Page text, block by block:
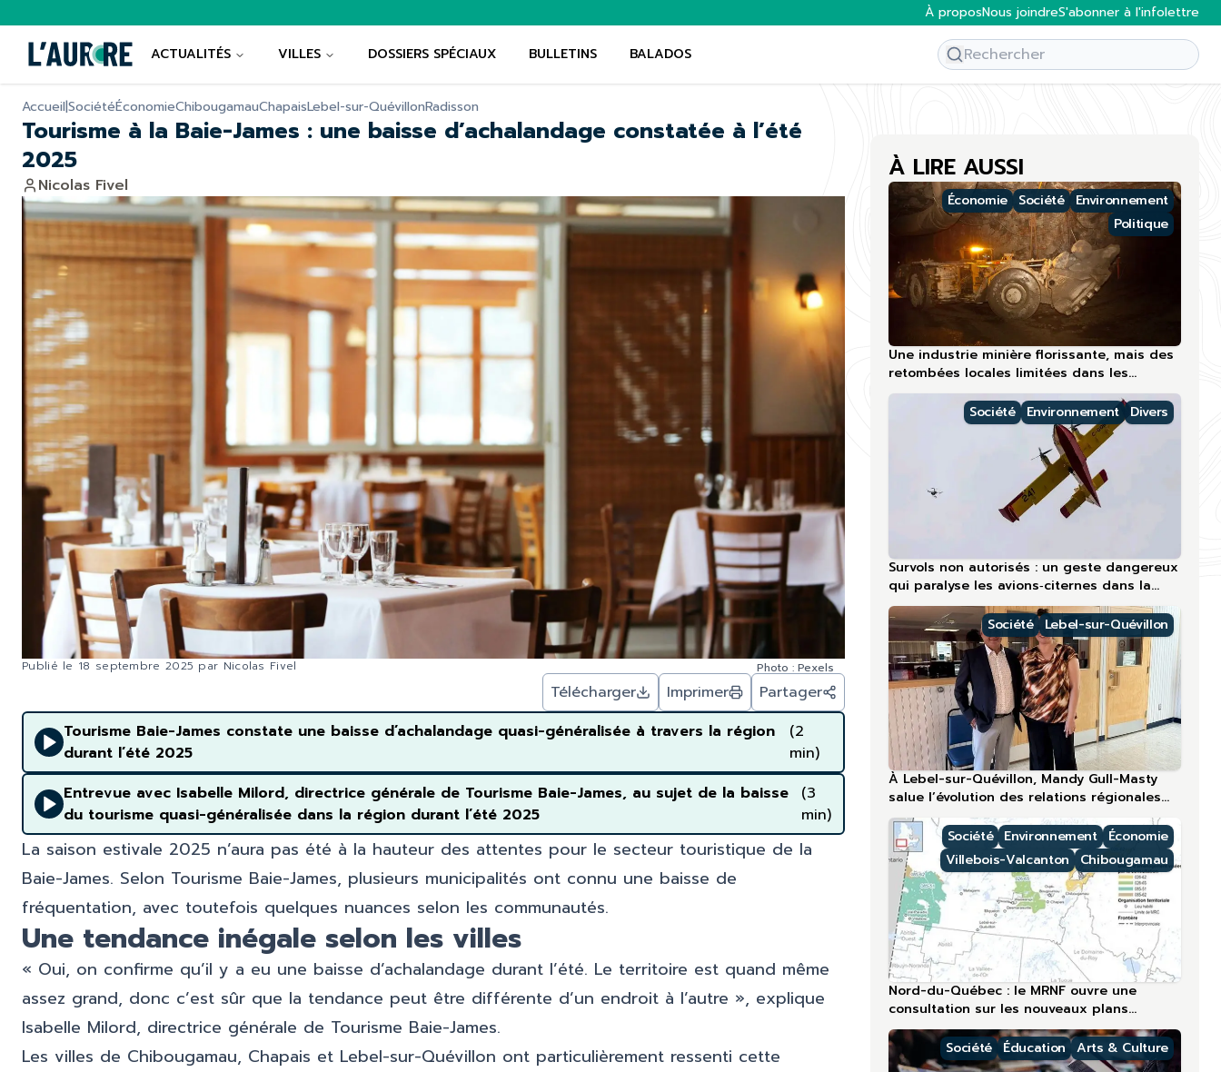
À proposNous joindreS'abonner à l'infolettre
ACTUALITÉS VILLES DOSSIERS SPÉCIAUX BULLETINS BALADOS
Accueil|SociétéÉconomieChibougamauChapaisLebel-sur-QuévillonRadisson
Tourisme à la Baie-James : une baisse d’achalandage constatée à l’été
2025
Nicolas Fivel
Publié le 18 septembre 2025 par Nicolas Fivel Photo : Pexels
Télécharger Imprimer
Partager
Tourisme Baie-James constate une baisse d’achalandage quasi-généralisée à travers la région
durant l’été 2025
(2
min)
Entrevue avec Isabelle Milord, directrice générale de Tourisme Baie-James, au sujet de la baisse
du tourisme quasi-généralisée dans la région durant l’été 2025
(3
min)
La saison estivale 2025 n’aura pas été à la hauteur des attentes pour le secteur touristique de la
Baie-James. Selon Tourisme Baie-James, plusieurs municipalités ont connu une baisse de
fréquentation, avec toutefois quelques nuances selon les communautés.
Une tendance inégale selon les villes
« Oui, on confirme qu’il y a eu une baisse d’achalandage durant l’été. Le territoire est quand même
assez grand, donc c’est sûr que la tendance peut être différente d’un endroit à l’autre », explique
Isabelle Milord, directrice générale de Tourisme Baie-James.
Les villes de Chibougamau, Chapais et Lebel-sur-Quévillon ont particulièrement ressenti cette
À LIRE AUSSI
Économie Société
Environnement
Politique
Une industrie minière florissante, mais des
retombées locales limitées dans les
régions nordiques
Société
Environnement Divers
Survols non autorisés : un geste dangereux
qui paralyse les avions‑citernes dans la
région la plus touchée en 2026
Société
Lebel-sur-Quévillon
À Lebel-sur-Quévillon, Mandy Gull-Masty
salue l’évolution des relations régionales
lors du 60ᵉ anniversaire
Société
Environnement
Économie
Villebois-Valcanton
Chibougamau
Nord-du-Québec : le MRNF ouvre une
consultation sur les nouveaux plans
forestiers
Société
Éducation Arts & Culture